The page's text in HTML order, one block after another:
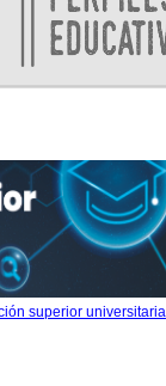
superior universitaria